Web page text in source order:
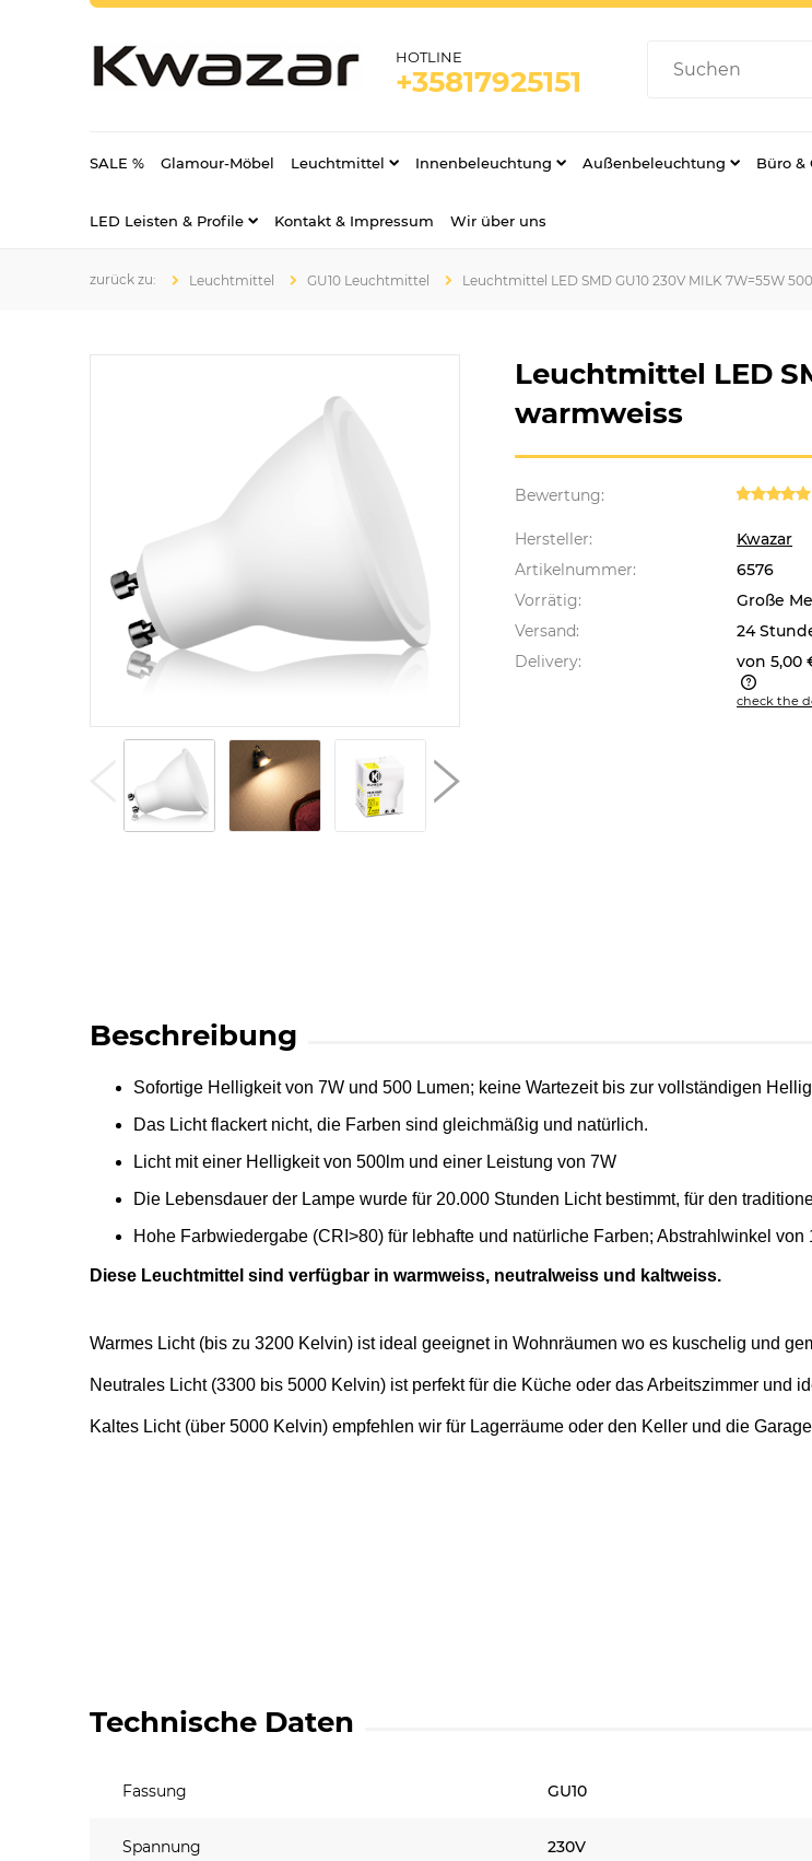
HOTLINE
+35817925151
SALE % Glamour-Möbel Leuchtmittel Innenbeleuchtung Außenbeleuchtung Büro &
LED Leisten & Profile Kontakt & Impressum Wir über uns
Leuchtmittel GU10 Leuchtmittel Leuchtmittel LED SMD GU10 230V MILK 7W=55W
Leuchtmittel LED
warmweiss
Bewertung:
Hersteller:
Kwazar
Artikelnummer:
6576
Vorrätig:
Große
Versand:
24
Delivery:
von 5,00
check the
Beschreibung
Sofortige Helligkeit von 7W und 500 Lumen; keine Wartezeit bis zur vollständigen
Das Licht flackert nicht, die Farben sind gleichmäßig und natürlich.
Licht mit einer Helligkeit von 500lm und einer Leistung von 7W
Die Lebensdauer der Lampe wurde für 20.000 Stunden Licht bestimmt, für den
Hohe Farbwiedergabe (CRI>80) für lebhafte und natürliche Farben; Abstrahlwinkel
Diese Leuchtmittel sind verfügbar in warmweiss, neutralweiss und kaltweiss.
Warmes Licht (bis zu 3200 Kelvin) ist ideal geeignet in Wohnräumen wo es kuschelig und
Neutrales Licht (3300 bis 5000 Kelvin) ist perfekt für die Küche oder das Arbeitszimmer und
Kaltes Licht (über 5000 Kelvin) empfehlen wir für Lagerräume oder den Keller und die
Technische Daten
Fassung GU10
Spannung 230V